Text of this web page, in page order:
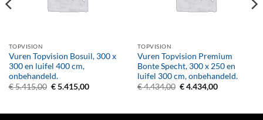
TOPVISION
Vuren Topvision Bosuil, 300 x
300 en luifel 400 cm,
onbehandeld.
€5.415,00 Oorspronkelijke
€5.415,00Huidige
TOPVISION
Vuren Topvision Premium
Bonte Specht, 300 x 250 en
luifel 300 cm, onbehandeld.
€4.434,00 Oorspronkelijke
€4.434,00Huidige